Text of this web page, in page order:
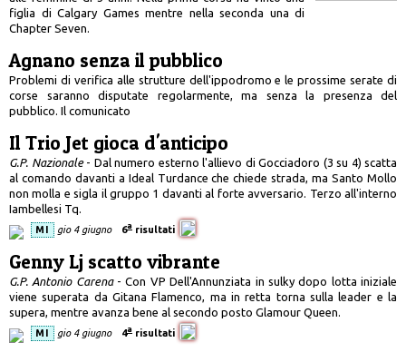
figlia di Calgary Games mentre nella seconda una di
Chapter Seven.
Agnano senza il pubblico
Problemi di verifica alle strutture dell'ippodromo e le prossime serate di
corse saranno disputate regolarmente, ma senza la presenza del
pubblico. Il comunicato
Il Trio Jet gioca d'anticipo
G.P. Nazionale- Dal numero esterno l'allievo di Gocciadoro (3 su 4) scatta
al comando davanti a Ideal Turdance che chiede strada, ma Santo Mollo
non molla e sigla il gruppo 1 davanti al forte avversario. Terzo all'interno
Iambellesi Tq.
MI gio 4 giugno 6a risultati
Genny Lj scatto vibrante
G.P. Antonio Carena- Con VP Dell'Annunziata in sulky dopo lotta iniziale
viene superata da Gitana Flamenco, ma in retta torna sulla leader e la
supera, mentre avanza bene al secondo posto Glamour Queen.
MI gio 4 giugno 4a risultati